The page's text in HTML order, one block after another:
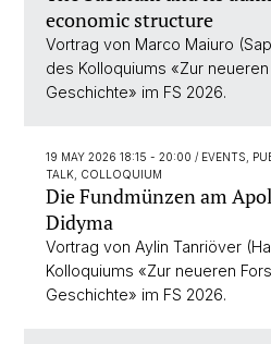
economic structure
Vortrag von Marco Maiuro
des Kolloquiums «Zur
Geschichte» im FS 2026.
19 MAY 2026 18:15 - 20:00 / EVENTS,
TALK, COLLOQUIUM
Die Fundmünzen am
Didyma
Vortrag von Aylin Tanriöver
Kolloquiums «Zur neueren
Geschichte» im FS 2026.